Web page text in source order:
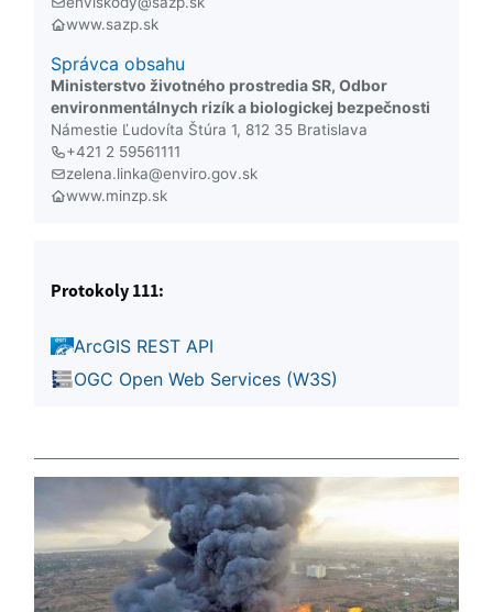
www.sazp.sk
Správca obsahu
Ministerstvo životného prostredia SR, Odbor
environmentálnych rizík a biologickej bezpečnosti
Námestie Ľudovíta Štúra 1, 812 35 Bratislava
+421 2 59561111
zelena.linka@enviro.gov.sk
www.minzp.sk
Protokoly 111:
ArcGIS REST API
OGC Open Web Services (W3S)